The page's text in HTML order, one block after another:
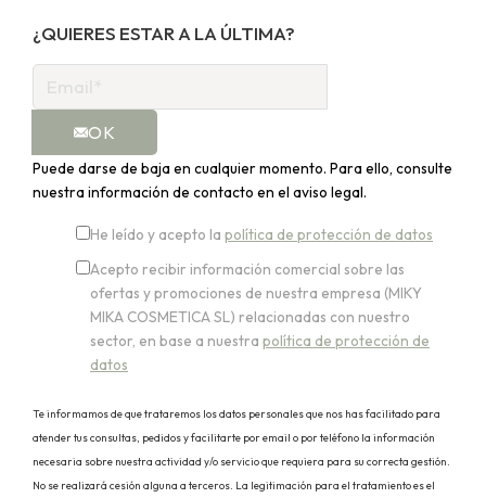
¿QUIERES ESTAR A LA ÚLTIMA?
OK
Puede darse de baja en cualquier momento. Para ello, consulte
nuestra información de contacto en el aviso legal.
He leído y acepto la política de protección de datos
Acepto recibir información comercial sobre las
ofertas y promociones de nuestra empresa (MIKY
MIKA COSMETICA SL) relacionadas con nuestro
sector, en base a nuestra política de protección de
datos
Te informamos de que trataremos los datos personales que nos has facilitado para
atender tus consultas, pedidos y facilitarte por email o por teléfono la información
necesaria sobre nuestra actividad y/o servicio que requiera para su correcta gestión.
No se realizará cesión alguna a terceros. La legitimación para el tratamiento es el